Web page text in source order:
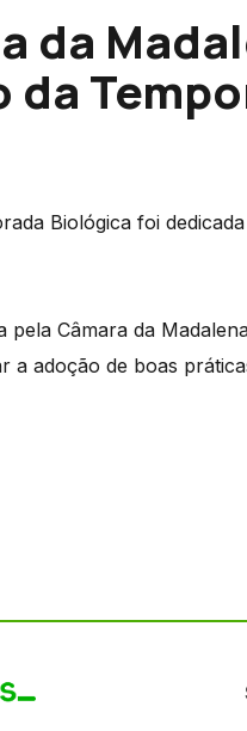
da
da
Biológica foi
pela Câmara da
a adoção de boas